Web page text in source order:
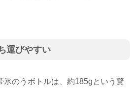
運びやすい
氷のうボトルは、約185gという驚